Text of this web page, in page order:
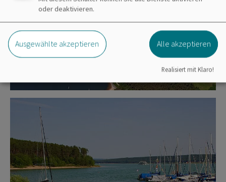
oder deaktivieren.
Ausgewählte akzeptieren Alle akzeptieren
Realisiert mit Klaro!